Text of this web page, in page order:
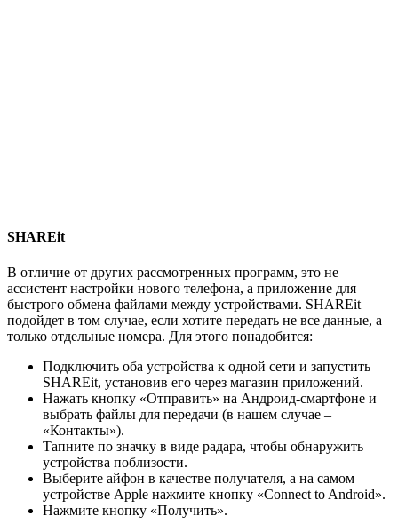
SHAREit
В отличие от других рассмотренных программ, это не
ассистент настройки нового телефона, а приложение для
быстрого обмена файлами между устройствами. SHAREit
подойдет в том случае, если хотите передать не все данные, а
только отдельные номера. Для этого понадобится:
Подключить оба устройства к одной сети и запустить
SHAREit, установив его через магазин приложений.
Нажать кнопку «Отправить» на Андроид-смартфоне и
выбрать файлы для передачи (в нашем случае –
«Контакты»).
Тапните по значку в виде радара, чтобы обнаружить
устройства поблизости.
Выберите айфон в качестве получателя, а на самом
устройстве Apple нажмите кнопку «Connect to Android».
Нажмите кнопку «Получить».